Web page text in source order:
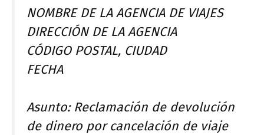
NOMBRE DE LA AGENCIA DE VIAJES
DIRECCIÓN DE LA AGENCIA
CÓDIGO POSTAL, CIUDAD
FECHA
Asunto: Reclamación de devolución
de dinero por cancelación de viaje